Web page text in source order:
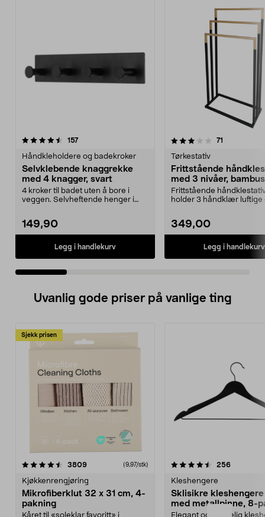
157anmeldelser
Håndkleholdere og badekroker
Selvklebende knaggrekke
med 4 knagger, svart
4 kroker til badet uten å bore i
veggen. Selvheftende henger i
149,90
Legg i handlekurv
3.5 av 5 stjerner 71
Tørkestativ
Frittstående
med 3 nivåer,
svart metall
Frittstående
holder 3 håndklær luftige
349,00
Legg i handlekurv
4.5 av 5 stjerner
Uvanlig gode priser på vanlige ting
Sjekk prisen
3809anmeldelser(9,97/stk)
Kjøkkenrengjøring
Mikrofiberklut 32 x 31 cm, 4-
pakning
4.5av 5 stjerner 256
Kleshengere
Sklisikre
med metallpinne, 8-
4.5av 5 stjerner